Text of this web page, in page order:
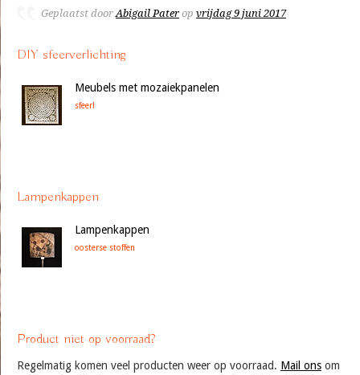
Geplaatst doorAbigail Pater op vrijdag 9 juni 2017
DIY sfeerverlichting
Meubels met mozaiekpanelen
sfeer!
Lampenkappen
Lampenkappen
oosterse stoffen
Product niet op voorraad?
Regelmatig komen veel producten weer op voorraad. Mail ons om